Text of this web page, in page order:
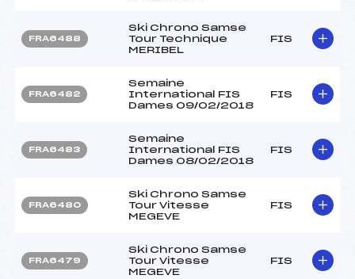
FRA6488
Ski Chrono Samse
Tour Technique
MERIBEL
FIS
FRA6482
Semaine
International FIS
Dames 09/02/2018
FIS
FRA6483
Semaine
International FIS
Dames 08/02/2018
FIS
FRA6480
Ski Chrono Samse
Tour Vitesse
MEGEVE
FIS
FRA6479
Ski Chrono Samse
Tour Vitesse
MEGEVE
FIS